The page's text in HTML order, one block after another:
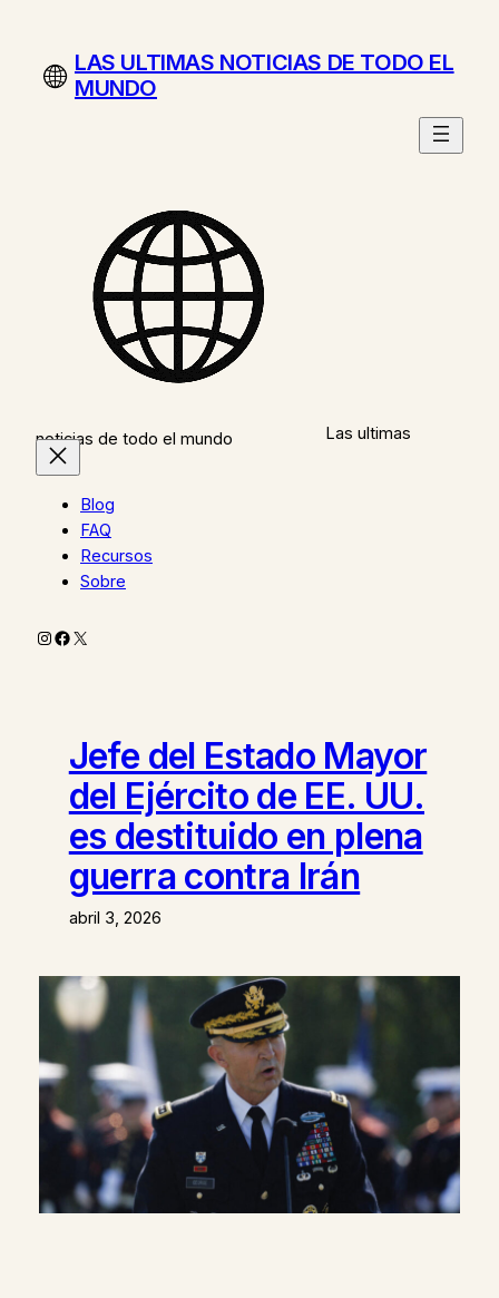
contenidoLAS ULTIMAS NOTICIAS DE TODO EL
MUNDO
Las ultimas
noticias de todo el mundo
Blog
FAQ
Recursos
Sobre
Instagram
Facebook
X
Jefe del Estado Mayor
del Ejército de EE. UU.
es destituido en plena
guerra contra Irán
abril 3, 2026